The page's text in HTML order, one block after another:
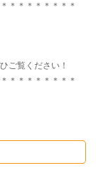
＊＊＊＊＊＊＊＊
ご覧ください！
＊＊＊＊＊＊＊＊